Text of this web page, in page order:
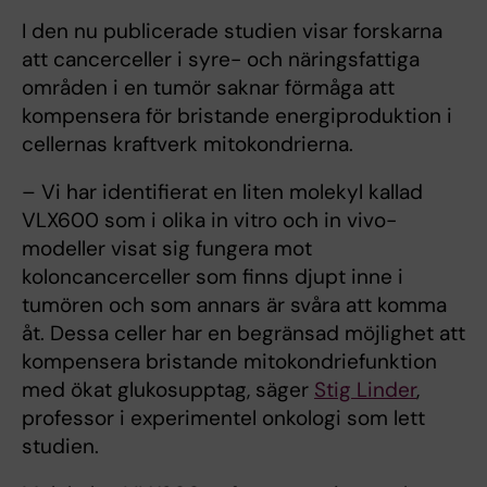
I den nu publicerade studien visar forskarna
att cancerceller i syre- och näringsfattiga
områden i en tumör saknar förmåga att
kompensera för bristande energiproduktion i
cellernas kraftverk mitokondrierna.
– Vi har identifierat en liten molekyl kallad
VLX600 som i olika in vitro och in vivo-
modeller visat sig fungera mot
koloncancerceller som finns djupt inne i
tumören och som annars är svåra att komma
åt. Dessa celler har en begränsad möjlighet att
kompensera bristande mitokondriefunktion
med ökat glukosupptag, säger Stig Linder,
professor i experimentel onkologi som lett
studien.